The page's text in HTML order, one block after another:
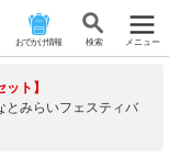
おでかけ情報 検 索 メニュー
ト】
とみらいフェスティバ